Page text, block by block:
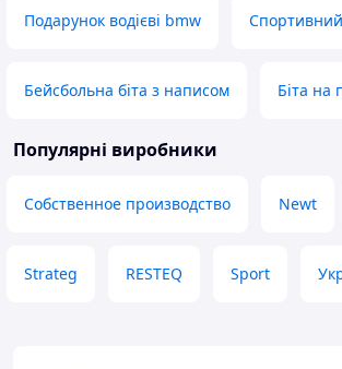
Подарунок водієві bmw
Бейсбольна біта з написом Біта на
Популярні виробники
Собственное производство Newt
Strateg RESTEQ Sport